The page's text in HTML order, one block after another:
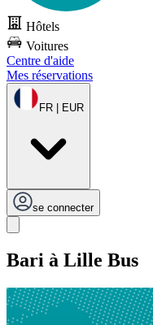
Hôtels
Voitures
Centre d'aide
Mes réservations
FR | EUR
se connecter
Bari à Lille Bus